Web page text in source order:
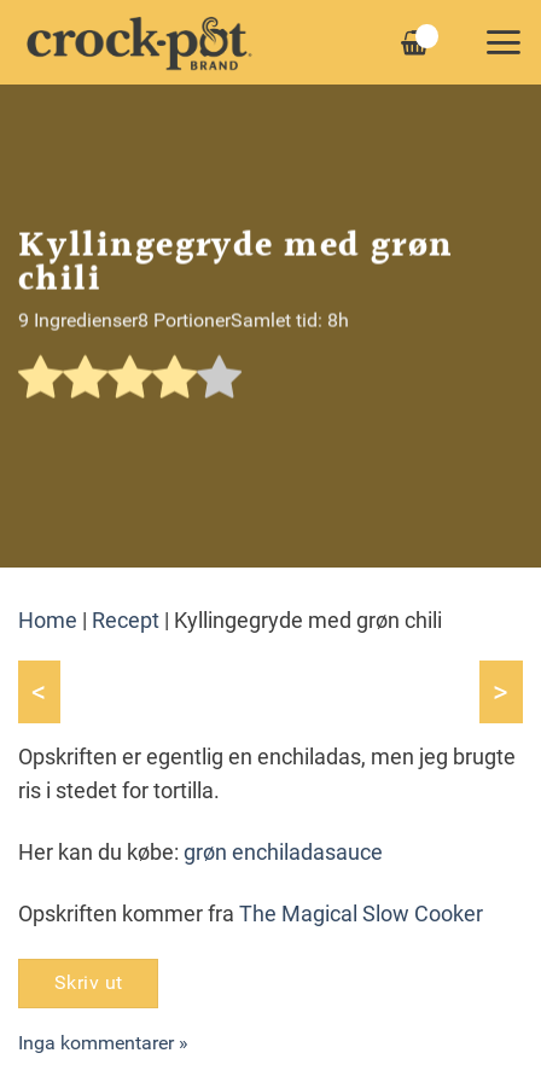
Kyllingegryde med grøn
chili
9 Ingredienser8 PortionerSamlet tid: 8h
Home Recept Kyllingegryde med grøn chili
< >
Opskriften er egentlig en enchiladas, men jeg brugte
ris i stedet for tortilla.
Her kan du købe: grøn enchiladasauce
Opskriften kommer fra The Magical Slow Cooker
Skriv ut
Inga kommentarer »